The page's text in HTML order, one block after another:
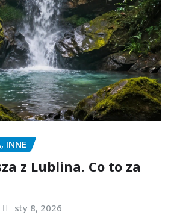
INNE
z Lublina. Co to za
sty 8, 2026